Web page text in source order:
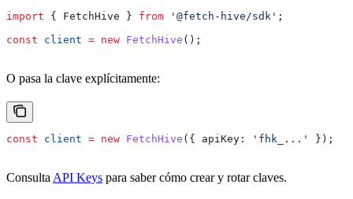
import { FetchHive } from '@fetch-hive/sdk' ;
const client = new FetchHive ();
O pasa la clave explícitamente:
const client = new FetchHive ({ apiKey: 'fhk_...' });
Consulta API Keys para saber cómo crear y rotar claves.